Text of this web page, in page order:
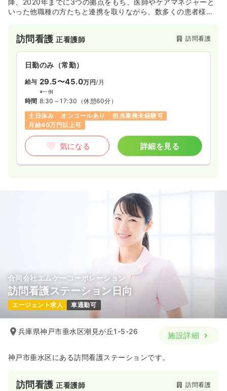
いった他職種の方たちと連携を取りながら、数多くの患者様の
訪問看護正看護師 訪問看護
日勤のみ（常勤）
給与 29.5〜45.0万円/月
※一例
時間 8:30～17:30 （休憩60分）
土日休み
オンコールあり
担当業務未経験可
月給40万円以上可
気になる 詳細を見る
合同会社エムケーコーポレーション
訪問看護ステーション日向
エージェント求人 車通勤可
兵庫県神戸市垂水区潮見が丘1-5-26 施設詳細
神戸市垂水区にある訪問看護ステーションです。
訪問看護正看護師 訪問看護